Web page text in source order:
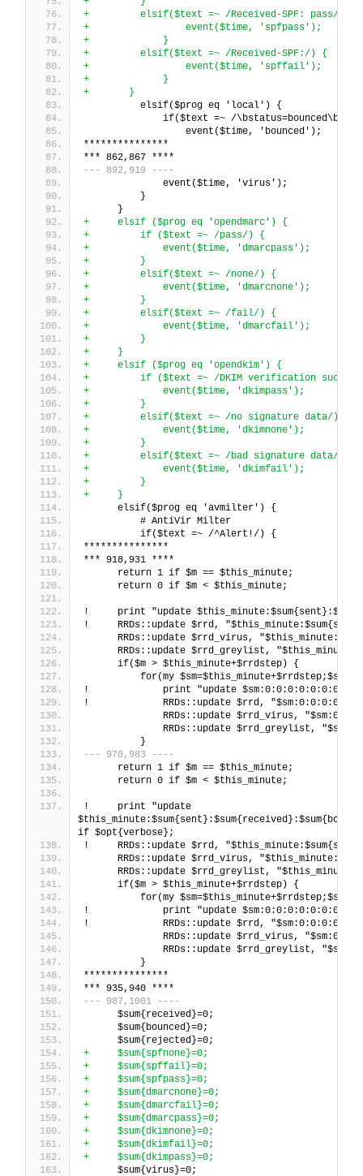
+         elsif($text =~ /Received-SPF: pass/) {
+                 event($time, 'spfpass');
+             }
+         elsif($text =~ /Received-SPF:/) {
+                 event($time, 'spffail');
+             }
+       }
          elsif($prog eq 'local') {
              if($text =~ /\bstatus=bounced\b/) {
                  event($time, 'bounced');
***************
*** 862,867 ****
--- 892,919 ----
              event($time, 'virus');
          }
      }
+     elsif ($prog eq 'opendmarc') {
+         if ($text =~ /pass/) {
+             event($time, 'dmarcpass');
+         }
+         elsif($text =~ /none/) {
+             event($time, 'dmarcnone');
+         }
+         elsif($text =~ /fail/) {
+             event($time, 'dmarcfail');
+         }
+     }
+     elsif ($prog eq 'opendkim') {
+         if ($text =~ /DKIM verification
+             event($time, 'dkimpass');
+         }
+         elsif($text =~ /no signature data/) {
+             event($time, 'dkimnone');
+         }
+         elsif($text =~ /bad signature data/) {
+             event($time, 'dkimfail');
+         }
+     }
      elsif($prog eq 'avmilter') {
          # AntiVir Milter
          if($text =~ /^Alert!/) {
***************
*** 918,931 ****
      return 1 if $m == $this_minute;
      return 0 if $m < $this_minute;
!     print "update
!     RRDs::update $rrd,
RRDs::update $rrd_virus,
RRDs::update $rrd_greylist,
      if($m > $this_minute+$rrdstep) {
for(my
!             print "update $sm:0:0:0:0:0:0:0:0
!             RRDs::update $rrd, "$sm:0:0:0:0"
RRDs::update $rrd_virus, "$sm:0:0"
RRDs::update $rrd_greylist,
          }
--- 970,983 ----
      return 1 if $m == $this_minute;
      return 0 if $m < $this_minute;
!     print "update
if $opt{verbose};
!     RRDs::update $rrd,
RRDs::update $rrd_virus,
RRDs::update $rrd_greylist,
      if($m > $this_minute+$rrdstep) {
for(my
!             print "update
!             RRDs::update $rrd,
RRDs::update $rrd_virus, "$sm:0:0"
RRDs::update $rrd_greylist,
          }
***************
*** 935,940 ****
--- 987,1001 ----
      $sum{received}=0;
      $sum{bounced}=0;
      $sum{rejected}=0;
+     $sum{spfnone}=0;
+     $sum{spffail}=0;
+     $sum{spfpass}=0;
+     $sum{dmarcnone}=0;
+     $sum{dmarcfail}=0;
+     $sum{dmarcpass}=0;
+     $sum{dkimnone}=0;
+     $sum{dkimfail}=0;
+     $sum{dkimpass}=0;
      $sum{virus}=0;